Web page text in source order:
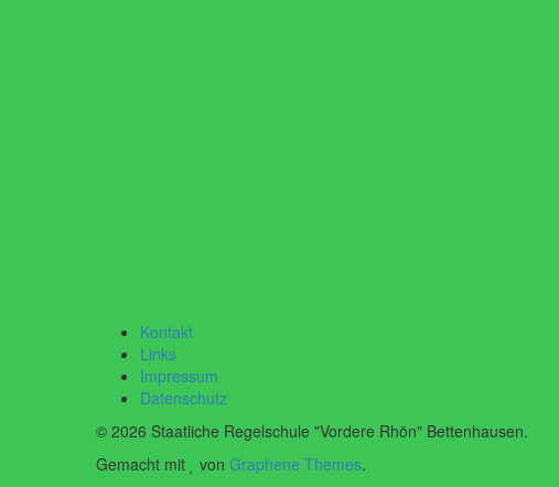
Kontakt
Links
Impressum
Datenschutz
© 2026 Staatliche Regelschule "Vordere Rhön" Bettenhausen.
Gemacht mit
von Graphene Themes.